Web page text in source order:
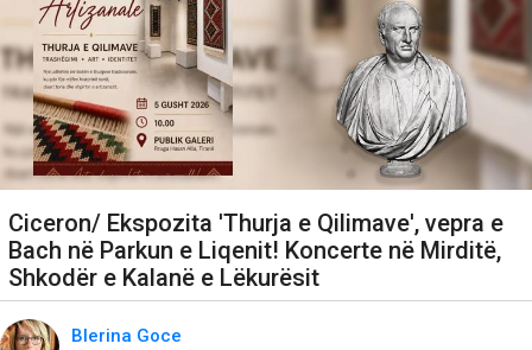
Ciceron/ Ekspozita 'Thurja e Qilimave', vepra e
Bach në Parkun e Liqenit! Koncerte në Mirditë,
Shkodër e Kalanë e Lëkurësit
Blerina Goce